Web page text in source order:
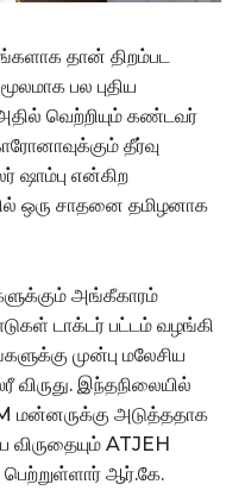
தான் திறம்பட
பல புதிய
அதில் வெற்றியும் கண்டவர்
தீர்வு
ஷாம்பு என்கிற
ஒரு சாதனை தமிழனாக
அங்கீகாரம்
டாக்டர் பட்டம் வழங்கி
முன்பு மலேசிய
விருது. இந்தநிலையில்
மன்னருக்கு அடுத்ததாக
விருதையும் ATJEH
ஆர்.கே.